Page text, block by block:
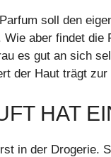
soll den
aber findet
es gut an sich
der Haut trägt
HAT
in der Drogerie.